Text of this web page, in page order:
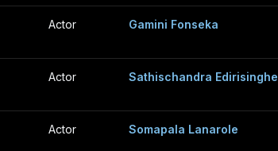
Actor Gamini Fonseka
Actor Sathischandra Edirisinghe
Actor Somapala Lanarole